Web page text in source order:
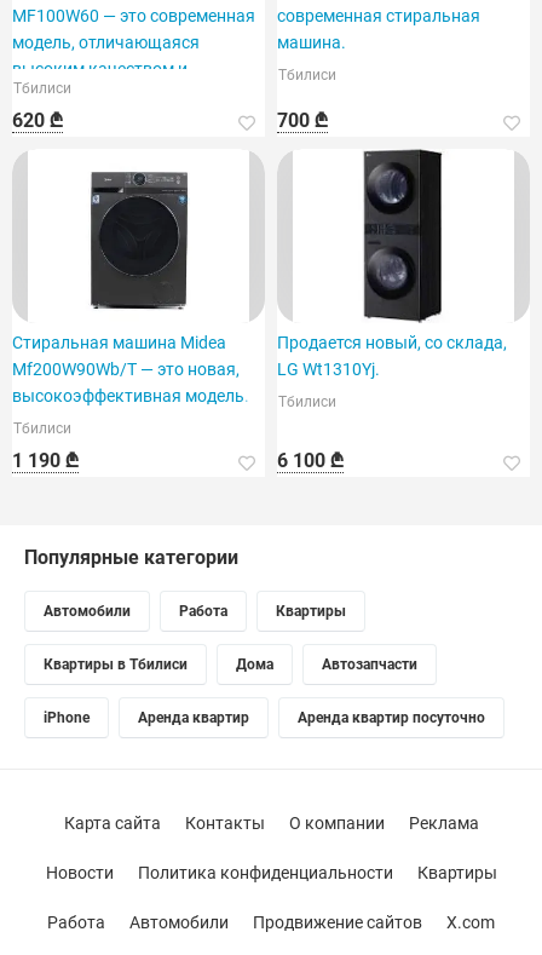
MF100W60 — это современная
модель, отличающаяся
высоким качеством и
функционалом.
Тбилиси
620 ₾
современная стиральная
машина.
Тбилиси
700 ₾
Стиральная машина Midea
Mf200W90Wb/T — это новая,
высокоэффективная модель.
Тбилиси
1 190 ₾
Продается новый, со склада,
LG Wt1310Yj.
Тбилиси
6 100 ₾
Популярные категории
Автомобили Работа Квартиры
Квартиры в Тбилиси Дома Автозапчасти
iPhone Аренда квартир Аренда квартир посуточно
Карта сайта Контакты О компании Реклама
Новости Политика конфиденциальности Квартиры
Работа Автомобили Продвижение сайтов X.com